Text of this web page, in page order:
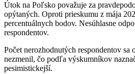
Útok na Poľsko považuje za
opýtaných. Oproti prieskumu z mája
percentuálnych bodov. Nesúhlasne
respondentov.
Počet nerozhodnutých respondentov sa
nezmenil, čo podľa výskumníkov
pesimistickejší.